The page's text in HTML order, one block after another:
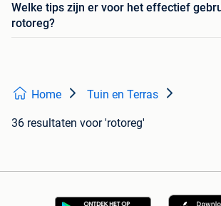
Welke tips zijn er voor het effectief
rotoreg?
Home Tuin en Terras
36 resultaten voor 'rotoreg'